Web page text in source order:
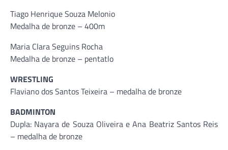
Tiago Henrique Souza Melonio
Medalha de bronze – 400m
Maria Clara Seguins Rocha
Medalha de bronze – pentatlo
WRESTLING
Flaviano dos Santos Teixeira – medalha de bronze
BADMINTON
Dupla: Nayara de Souza Oliveira e Ana Beatriz Santos Reis
– medalha de bronze